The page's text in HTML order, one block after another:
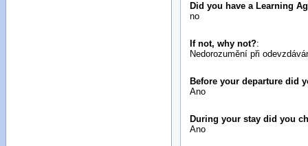
Did you have a Learning
no
If not, why not?:
Nedorozumění při
Before your departure did
Ano
During your stay did you
Ano